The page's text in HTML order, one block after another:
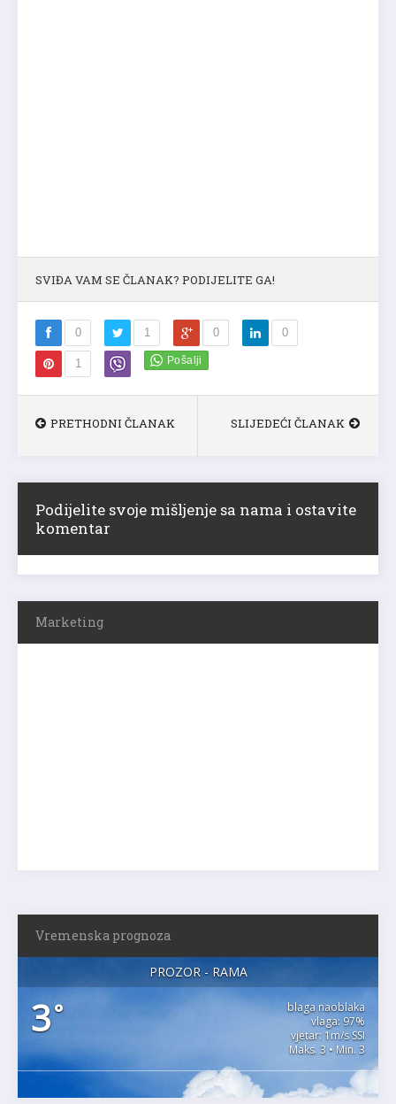
SVIĐA VAM SE ČLANAK? PODIJELITE GA!
0 1 0 0
1
PRETHODNI ČLANAK SLIJEDEĆI ČLANAK
Podijelite svoje mišljenje sa nama i ostavite
komentar
Marketing
Vremenska prognoza
PROZOR - RAMA
3°
blaga naoblaka
vlaga: 97%
vjetar: 1m/s SSI
Maks. 3 • Min. 3